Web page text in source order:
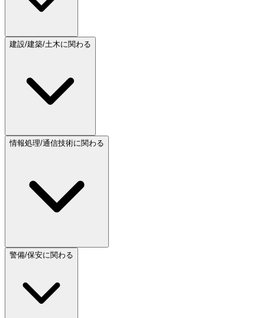
建設/建築/土木に関わる
情報処理/通信技術に関わる
警備/保安に関わる